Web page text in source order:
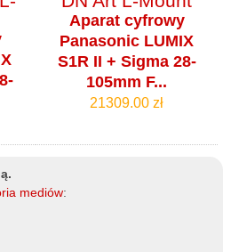
Aparat cyfrowy
Panasonic LUMIX
S1R II + Sigma 28-
105mm F...
21309.00 zł
mediów: